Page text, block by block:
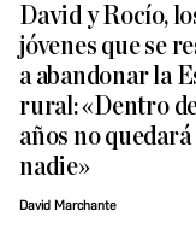
David y Rocío,
jóvenes que se
a abandonar la
rural: «Dentro
años no quedará
nadie»
David Marchante